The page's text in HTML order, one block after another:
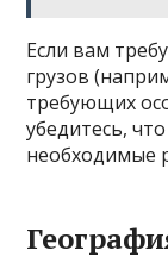
Если вам
грузов
требующих
убедитесь,
необходимые